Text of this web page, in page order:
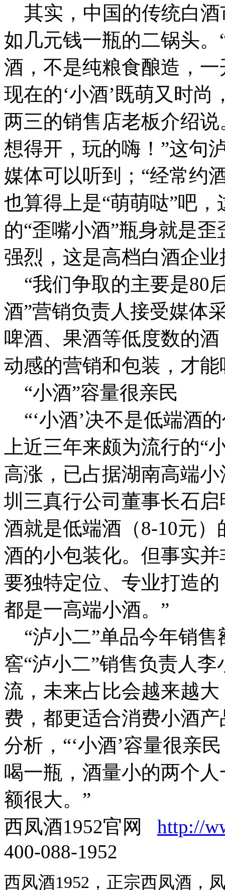
其实，中国的传统白酒
如几元钱一瓶的二锅头
酒，不是纯粮食酿造，
现在的‘小酒’既萌又时尚
两三的销售店老板介绍
想得开，玩的嗨！”这句
媒体可以听到；“经常约
也算得上是“萌萌哒”吧
的“歪嘴小酒”瓶身就是
强烈，这是高档白酒企
“我们争取的主要是80
酒”营销负责人接受媒体
啤酒、果酒等低度数的
动感的营销和包装，才
“小酒”容量很亲民
“‘小酒’决不是低端酒
上近三年来颇为流行的“
高涨，已占据湖南高端
圳三真行公司董事长石
酒就是低端酒（8-10元
酒的小包装化。但事实
要独特定位、专业打造
都是一高端小酒。”
“泸小二”单品今年销售
窖“泸小二”销售负责人
流，未来占比会越来越
费，都更适合消费小酒
分析，“‘小酒’容量很亲
喝一瓶，酒量小的两个
额很大。”
西凤酒1952官网 http://
400-088-1952
西凤酒1952，正宗西凤酒